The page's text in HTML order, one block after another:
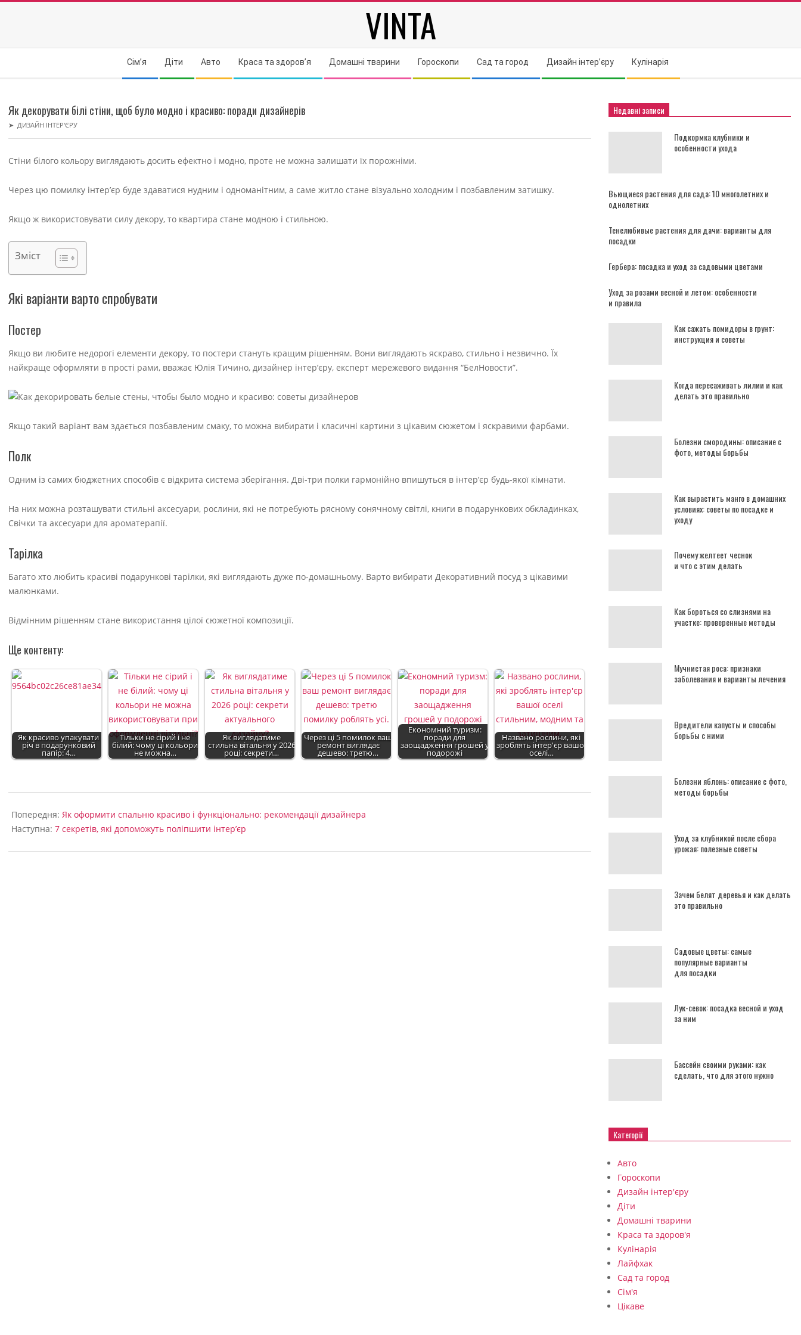
VINTA
Сім’я Діти Авто Краса та здоров’я Домашні тварини Гороскопи Сад та город Дизайн інтер’єру Кулінарія
Як декорувати білі стіни, щоб було модно і красиво: поради дизайнерів
➤ ДИЗАЙН ІНТЕР'ЄРУ
Стіни білого кольору виглядають досить ефектно і модно, проте не можна залишати їх порожніми.
Через цю помилку інтер’єр буде здаватися нудним і одноманітним, а саме житло стане візуально холодним і позбавленим затишку.
Якщо ж використовувати силу декору, то квартира стане модною і стильною.
Зміст
Які варіанти варто спробувати
Постер
Якщо ви любите недорогі елементи декору, то постери стануть кращим рішенням. Вони виглядають яскраво, стильно і незвично. Їх
найкраще оформляти в прості рами, вважає Юлія Тичино, дизайнер інтер’єру, експерт мережевого видання “БелНовости”.
Якщо такий варіант вам здається позбавленим смаку, то можна вибирати і класичні картини з цікавим сюжетом і яскравими фарбами.
Полк
Одним із самих бюджетних способів є відкрита система зберігання. Дві-три полки гармонійно впишуться в інтер’єр будь-якої кімнати.
На них можна розташувати стильні аксесуари, рослини, які не потребують рясному сонячному світлі, книги в подарункових обкладинках,
Свічки та аксесуари для ароматерапії.
Тарілка
Багато хто любить красиві подарункові тарілки, які виглядають дуже по-домашньому. Варто вибирати Декоративний посуд з цікавими
малюнками.
Відмінним рішенням стане використання цілої сюжетної композиції.
Ще контенту:
Як красиво упакувати
річ в подарунковий
папір: 4…
Тільки не сірий і не
білий: чому ці кольори
не можна…
Як виглядатиме
стильна вітальня у 2026
році: секрети…
Через ці 5 помилок ваш
ремонт виглядає
дешево: третю…
Економний туризм:
поради для
заощадження грошей у
подорожі
Названо рослини, які
зроблять інтер'єр вашої
оселі…
09-
04
Попередня: Як оформити спальню красиво і функціонально: рекомендації дизайнера
Наступна: 7 секретів, які допоможуть поліпшити інтер’єр
Недавні записи
Подкормка клубники и
особенности ухода
Вьющиеся растения для сада: 10 многолетних и
однолетних
Тенелюбивые растения для дачи: варианты для
посадки
Гербера: посадка и уход за садовыми цветами
Уход за розами весной и летом: особенности
и правила
Как сажать помидоры в грунт:
инструкция и советы
Когда пересаживать лилии и как
делать это правильно
Болезни смородины: описание с
фото, методы борьбы
Как вырастить манго в домашних
условиях: советы по посадке и
уходу
Почему желтеет чеснок
и что с этим делать
Как бороться со слизнями на
участке: проверенные методы
Мучнистая роса: признаки
заболевания и варианты лечения
Вредители капусты и способы
борьбы с ними
Болезни яблонь: описание с фото,
методы борьбы
Уход за клубникой после сбора
урожая: полезные советы
Зачем белят деревья и как делать
это правильно
Садовые цветы: самые
популярные варианты
для посадки
Лук-севок: посадка весной и уход
за ним
Бассейн своими руками: как
сделать, что для этого нужно
Категорії
Авто
Гороскопи
Дизайн інтер'єру
Діти
Домашні тварини
Краса та здоров'я
Кулінарія
Лайфхак
Сад та город
Сім'я
Цікаве